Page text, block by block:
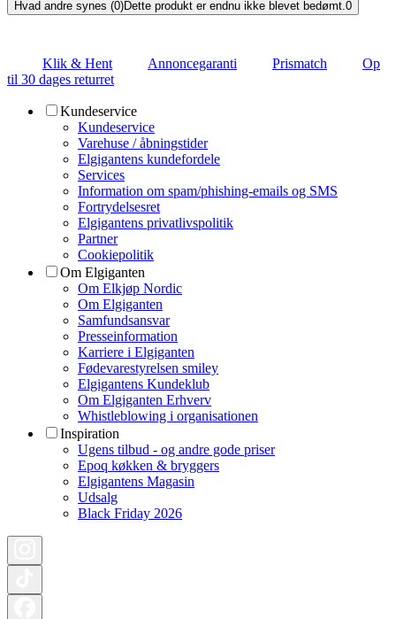
Hvad andre synes (0)Dette produkt er endnu ikke blevet bedømt.0
Klik & Hent Annoncegaranti Prismatch
Op
til 30 dages returret
Kundeservice
Kundeservice
Varehuse / åbningstider
Elgigantens kundefordele
Services
Information om spam/phishing-emails og SMS
Fortrydelsesret
Elgigantens privatlivspolitik
Partner
Cookiepolitik
Om Elgiganten
Om Elkjøp Nordic
Om Elgiganten
Samfundsansvar
Presseinformation
Karriere i Elgiganten
Fødevarestyrelsen smiley
Elgigantens Kundeklub
Om Elgiganten Erhverv
Whistleblowing i organisationen
Inspiration
Ugens tilbud - og andre gode priser
Epoq køkken & bryggers
Elgigantens Magasin
Udsalg
Black Friday 2026